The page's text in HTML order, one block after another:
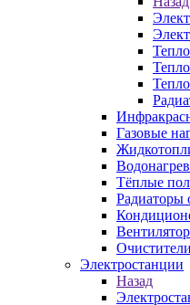
Газовые
Тёплые
Радиаторы
Электростанции
Назад